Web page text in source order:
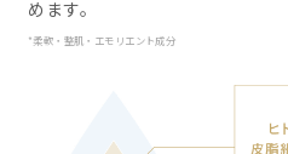
めます。
*柔軟・整肌・エモリエント成分